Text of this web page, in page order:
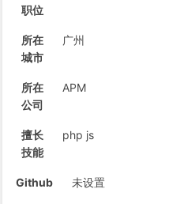
职位
所在
城市
广州
所在
公司
APM
擅长
技能
php js
Github 未设置